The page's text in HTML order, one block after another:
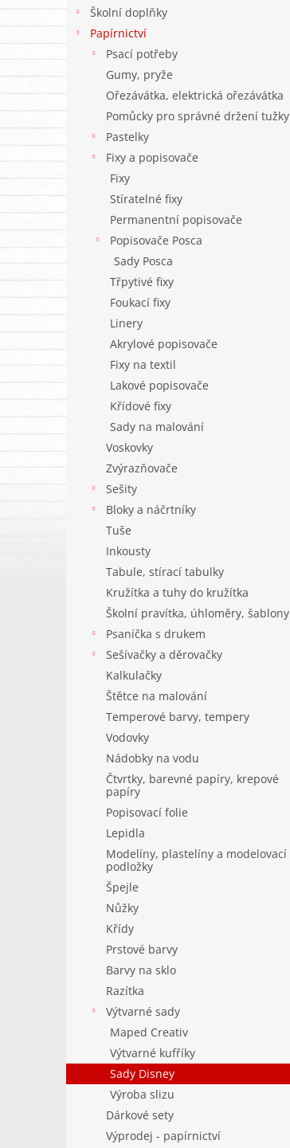
Školní doplňky
Papírnictví
Psací potřeby
Gumy, pryže
Ořezávátka, elektrická ořezávátka
Pomůcky pro správné držení tužky
Pastelky
Fixy a popisovače
Fixy
Stíratelné fixy
Permanentní popisovače
Popisovače Posca
Sady Posca
Třpytivé fixy
Foukací fixy
Linery
Akrylové popisovače
Fixy na textil
Lakové popisovače
Křídové fixy
Sady na malování
Voskovky
Zvýrazňovače
Sešity
Bloky a náčrtníky
Tuše
Inkousty
Tabule, stírací tabulky
Kružítka a tuhy do kružítka
Školní pravítka, úhloměry, šablony
Psaníčka s drukem
Sešívačky a děrovačky
Kalkulačky
Štětce na malování
Temperové barvy, tempery
Vodovky
Nádobky na vodu
Čtvrtky, barevné papíry, krepové
papíry
Popisovací folie
Lepidla
Modelíny, plastelíny a modelovací
podložky
Špejle
Nůžky
Křídy
Prstové barvy
Barvy na sklo
Razítka
Výtvarné sady
Maped Creativ
Výtvarné kufříky
Sady Disney
Výroba slizu
Dárkové sety
Výprodej - papírnictví